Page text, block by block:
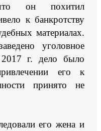
он похитил
к банкротству
материалах.
уголовное
г. дело было
его к
принято не
его жена и